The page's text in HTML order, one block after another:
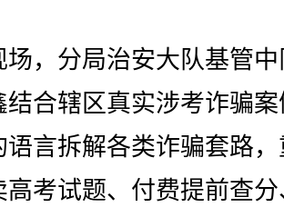
分局治安大队基管中
结合辖区真实涉考诈骗
语言拆解各类诈骗套路
高考试题、付费提前查